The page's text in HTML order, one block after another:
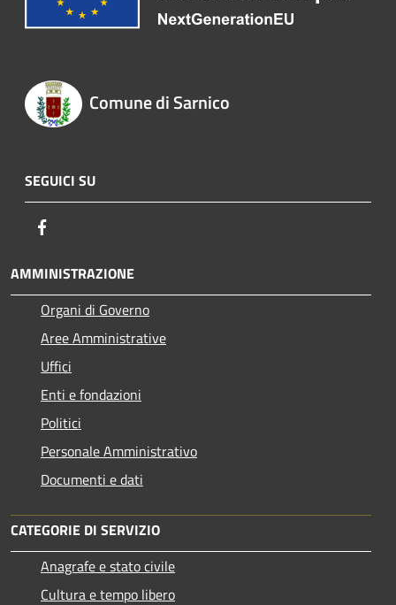
Comune di Sarnico
SEGUICI SU
AMMINISTRAZIONE
Organi di Governo
Aree Amministrative
Uffici
Enti e fondazioni
Politici
Personale Amministrativo
Documenti e dati
CATEGORIE DI SERVIZIO
Anagrafe e stato civile
Cultura e tempo libero